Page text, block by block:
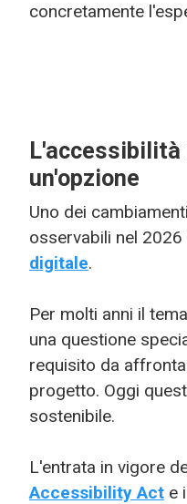
concretamente
L'accessibilità
un'opzione
Uno dei
osservabili nel
digitale.
Per molti anni il
una questione
requisito da
progetto. Oggi
sostenibile.
L'entrata in vigore
Accessibility Act e